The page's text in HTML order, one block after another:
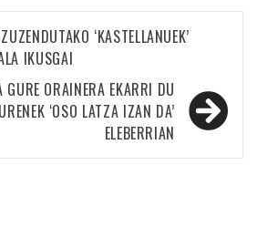
‘KASTELLANUEK’
IKUSGAI
ORAINERA EKARRI DU
‘OSO LATZA IZAN DA’
ELEBERRIAN